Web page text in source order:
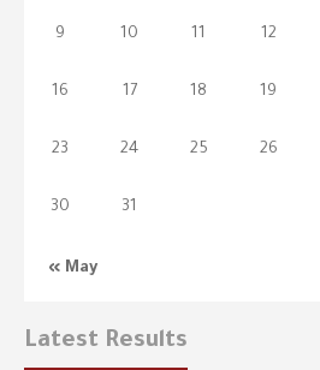
« May
9 10 11 12
16 17 18 19
23 24 25 26
30 31
Latest Results